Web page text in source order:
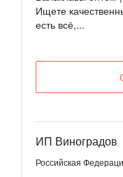
Ищете
есть всё,...
ИП Виноградов
Российская